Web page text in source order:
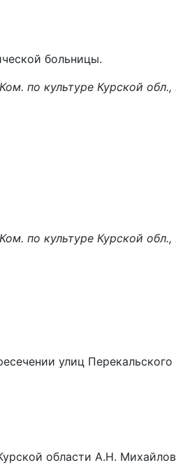
больницы.
Ком. по культуре Курской
Ком. по культуре Курской
улиц
области А.Н.